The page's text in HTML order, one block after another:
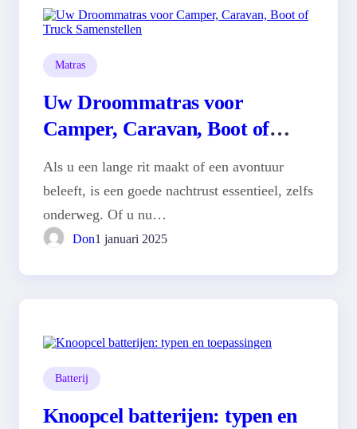
Matras
Uw Droommatras voor
Camper, Caravan, Boot of
Als u een lange rit maakt of een avontuur
beleeft, is een goede nachtrust essentieel, zelfs
onderweg. Of u nu…
Don1 januari 2025
Batterij
Knoopcel batterijen: typen en